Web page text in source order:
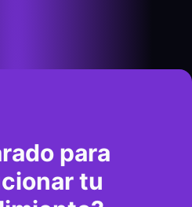
para
tu